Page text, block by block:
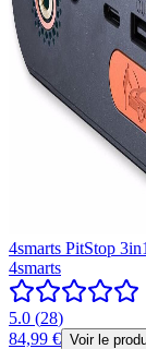
4smarts PitStop 3in1
4smarts
5.0 (28)
84,99 € Voir le